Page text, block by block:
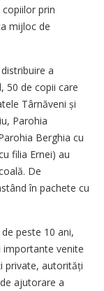
copiilor prin
mijloc de
a
50 de copii care
Târnăveni și
Parohia
Berghia cu
filia Ernei) au
De
în pachete cu
peste 10 ani,
importante venite
private, autorități
ajutorare a